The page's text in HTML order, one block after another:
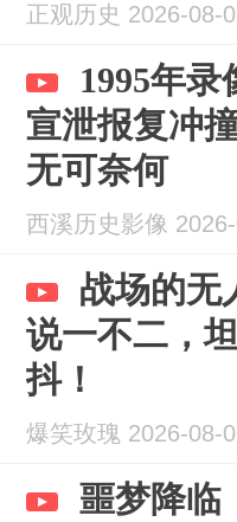
正观历史 2026-08-
1995年
宣泄报复冲
无可奈何
西溪历史影像
战场的无
说一不二，
抖！
爆笑玫瑰 2026-08-
噩梦降临